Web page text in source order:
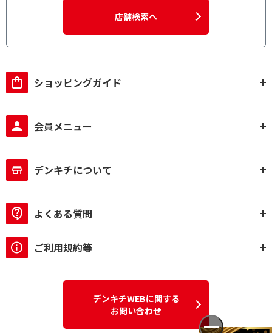
店舗検索へ
ショッピングガイド
会員メニュー
デンキチについて
よくある質問
ご利用規約等
デンキチWEBに関する
お問い合わせ